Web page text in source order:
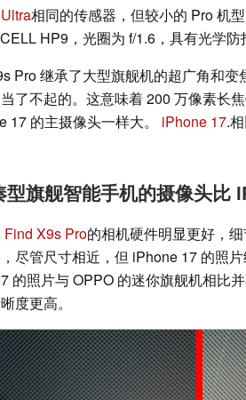
相同的传感器，但较小的 Pro 机
HP9，光圈为 f/1.6，具有光学防
Pro 继承了大型旗舰机的超广角和变
了不起的。这意味着 200 万像素长
17 的主摄像头一样大。 iPhone 17.
旗舰智能手机的摄像头比
Find X9s Pro的相机硬件明显更好，
尽管尺寸相近，但 iPhone 17 的照
的照片与 OPPO 的迷你旗舰机相比
度更高。